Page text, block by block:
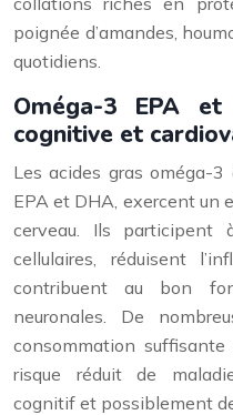
poignée d’amandes,
quotidiens.
Oméga-3 EPA
cognitive et
Les acides gras oméga-
EPA et DHA, exercent un
cerveau. Ils participent
cellulaires, réduisent
contribuent au bon
neuronales. De
consommation
risque réduit de
cognitif et possiblement